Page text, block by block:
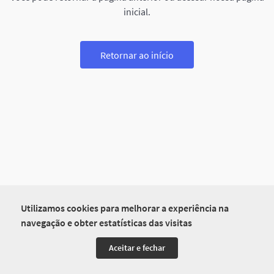
Utilizamos cookies para melhorar a experiência na
navegação e obter estatísticas das visitas
Aceitar e fechar
inicial.
Retornar ao início